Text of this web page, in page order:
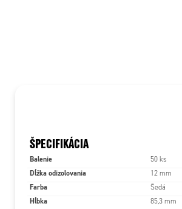
ŠPECIFIKÁCIA
Balenie 50 ks
Dĺžka odizolovania 12 mm
Farba Šedá
Hĺbka 85,3 mm